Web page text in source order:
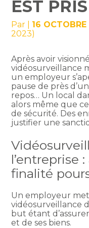
EST
Par 16
2023)
Après avoir
vidéosurveillance
un employeur
pause de près
repos… Un local
alors même que
de sécurité. Des
justifier une
l’entreprise
finalité
Un employeur
vidéosurveillance
but étant
et de ses biens.